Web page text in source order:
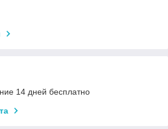
14 дней бесплатно